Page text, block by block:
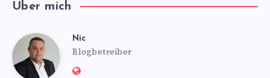
Über mich
Nic Nic
Blogbetreiber
Website: